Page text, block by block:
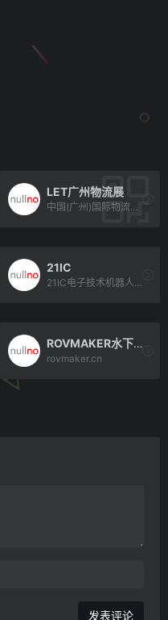
LET广州物流展
中国(广州)国际物流装备与技术展览会（简称：汉诺威LET中国广州物流展）是粤港澳大湾区物流装备技术行业标杆盛会，涵括机械搬运设备、仓储技术与车间设备、包装与订单拣选设备、内部物料系统与软件、物流服务与外包等领域。围绕“数智工厂+智慧物流+机器人”三大主题，2025将会以65,000+平方米、800+家展商呈现针对工厂数智化以及仓储智能化的技术应用专业展示平台，同期-2025广州国际智能机器人展，将以多元化的应用场景以及创新的应用解决方案，探索制造业自动化的新开端！2025.5.21-23敬请期待！
21IC
21IC电子技术机器人论坛
ROVMAKER水下机器人中文社区
rovmaker.cn